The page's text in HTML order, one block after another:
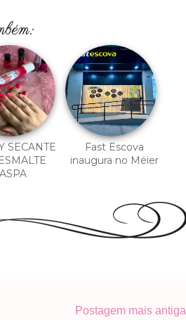
SECANTE
ASPA
Fast Escova
inaugura no Méier
Postagem mais antiga